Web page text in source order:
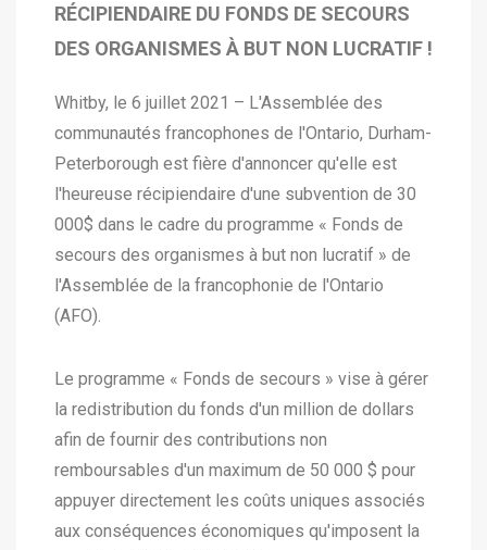
RÉCIPIENDAIRE DU FONDS DE SECOURS
DES ORGANISMES À BUT NON LUCRATIF !
Whitby, le 6 juillet 2021 – L'Assemblée des
communautés francophones de l'Ontario, Durham-
Peterborough est fière d'annoncer qu'elle est
l'heureuse récipiendaire d'une subvention de 30
000$ dans le cadre du programme « Fonds de
secours des organismes à but non lucratif » de
l'Assemblée de la francophonie de l'Ontario
(AFO).
Le programme « Fonds de secours » vise à gérer
la redistribution du fonds d'un million de dollars
afin de fournir des contributions non
remboursables d'un maximum de 50 000 $ pour
appuyer directement les coûts uniques associés
aux conséquences économiques qu'imposent la